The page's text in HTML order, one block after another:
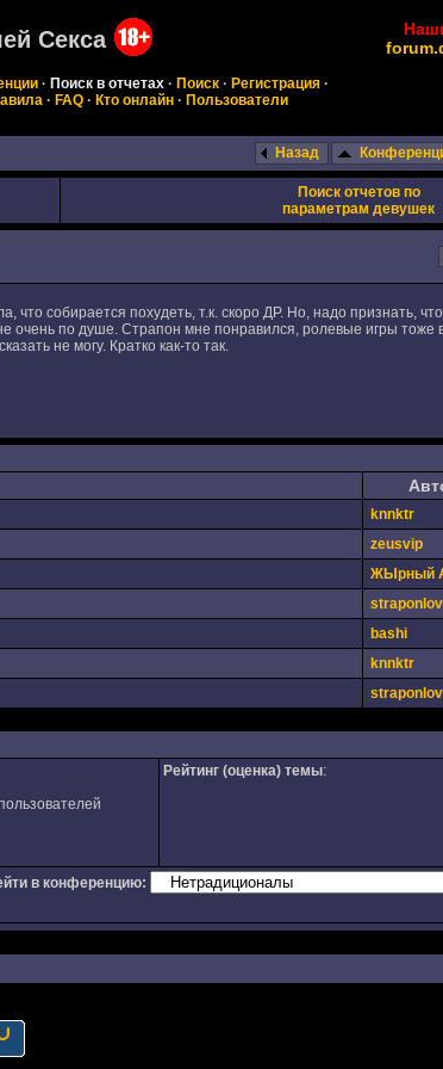
Секса
· Поиск в отчетах· Поиск· Регистрация·
· FAQ · Кто онлайн · Пользователи
Назад
Поиск отчетов по
параметрам девушек
собирается похудеть, т.к. скоро ДР. Но, надо признать,
очень по душе. Страпон мне понравился, ролевые игры тоже
не могу. Кратко как-то так.
knnktr
zeusvip
ЖЫрный
bashi
knnktr
Рейтинг (оценка) темы:
в конференцию: